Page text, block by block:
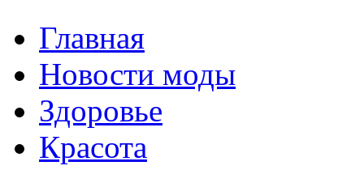
Главная
Новости моды
Здоровье
Красота